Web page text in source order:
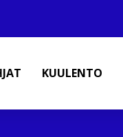
KUULENTO